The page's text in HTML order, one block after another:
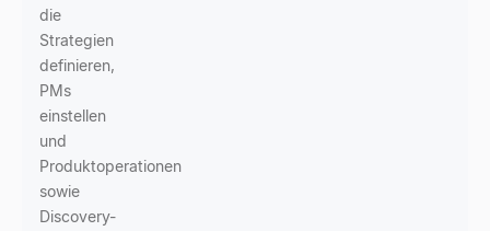
die
Strategien
definieren,
PMs
einstellen
und
Produktoperationen
sowie
Discovery-